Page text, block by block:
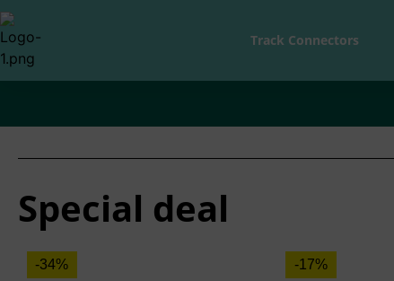
Track Connectors
Special deal
-34% -17%